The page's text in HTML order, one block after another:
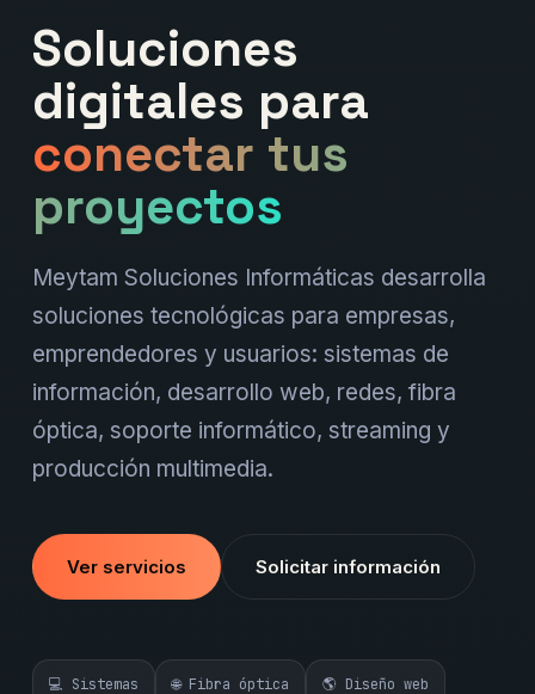
Soluciones
digitales para
conectar tus
proyectos
Meytam Soluciones Informáticas desarrolla
soluciones tecnológicas para empresas,
emprendedores y usuarios: sistemas de
información, desarrollo web, redes, fibra
óptica, soporte informático, streaming y
producción multimedia.
Ver servicios Solicitar información
💻 Sistemas 🌐 Fibra óptica 🌎 Diseño web